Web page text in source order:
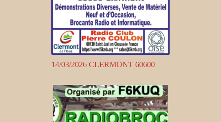
14/03/2026 CLERMONT 60600